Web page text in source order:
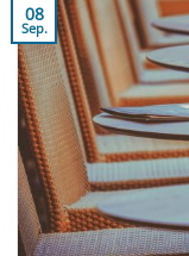
08
Sep.